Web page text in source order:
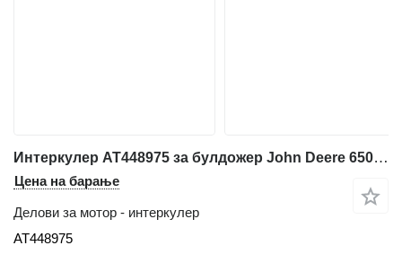
Интеркулер AT448975 за булдожер John Deere 650K XLT
Цена на барање
Делови за мотор - интеркулер
AT448975